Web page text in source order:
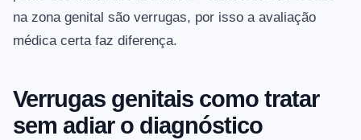
na zona genital são verrugas, por isso a avaliação
médica certa faz diferença.
Verrugas genitais como tratar
sem adiar o diagnóstico